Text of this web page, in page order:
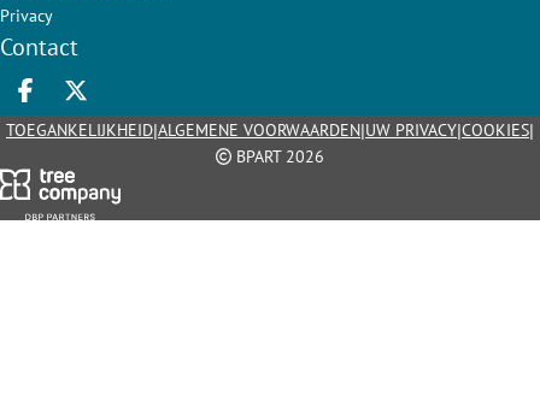
Privacy
Contact
Deel op facebook
Deel op X
TOEGANKELIJKHEID|ALGEMENE VOORWAARDEN|UW PRIVACY|COOKIES|
BPART 2026